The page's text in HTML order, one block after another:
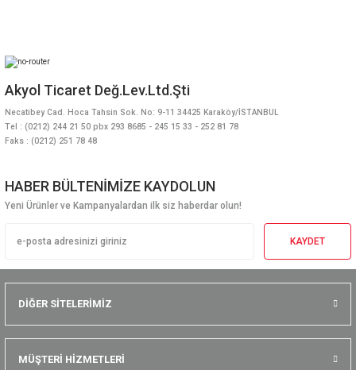
Akyol Ticaret Değ.Lev.Ltd.Şti
Necatibey Cad. Hoca Tahsin Sok. No: 9-11 34425 Karaköy/İSTANBUL
Tel : (0212) 244 21 50 pbx 293 8685 - 245 15 33 - 252 81 78
Faks : (0212) 251 78 48
HABER BÜLTENİMİZE KAYDOLUN
Yeni Ürünler ve Kampanyalardan ilk siz haberdar olun!
KAYDET
DİĞER SİTELERİMİZ
MÜŞTERİ HİZMETLERİ